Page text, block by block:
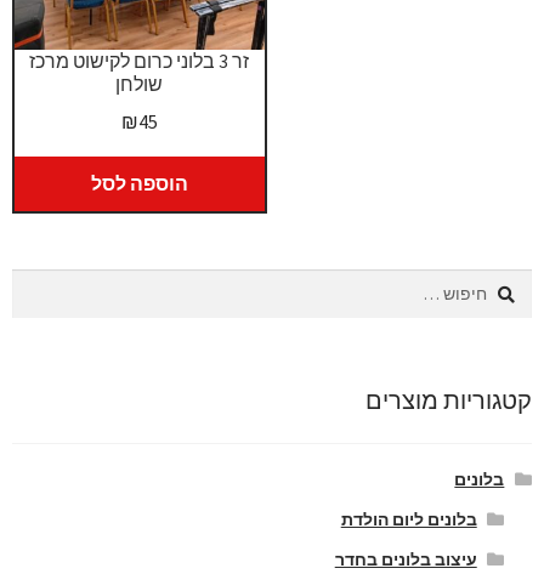
זר 3 בלוני כרום לקישוט מרכז
שולחן
₪45
הוספה לסל
חיפוש:
קטגוריות מוצרים
בלונים
בלונים ליום הולדת
עיצוב בלונים בחדר